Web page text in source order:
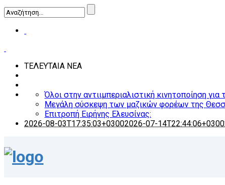
ΤΕΛΕΥΤΑΙΑ ΝΕΑ
Όλοι στην αντιιμπεριαλιστική κινητοποίηση
Μεγάλη σύσκεψη των μαζικών φορέων της
Επιτροπή Ειρήνης Ελευσίνας:
2026-08-03T17:35:03+03002026-07-14T22:44:06+0300